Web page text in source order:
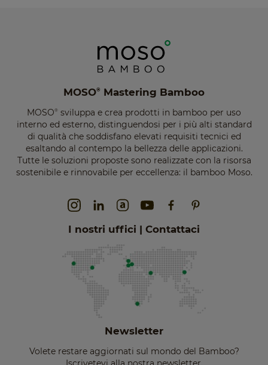
MOSO® Mastering Bamboo
MOSO® sviluppa e crea prodotti in bamboo per uso
interno ed esterno, distinguendosi per i più alti standard
di qualità che soddisfano elevati requisiti tecnici ed
esaltando al contempo la bellezza delle applicazioni.
Tutte le soluzioni proposte sono realizzate con la risorsa
sostenibile e rinnovabile per eccellenza: il bamboo Moso.
I nostri uffici | Contattaci
Newsletter
Volete restare aggiornati sul mondo del Bamboo?